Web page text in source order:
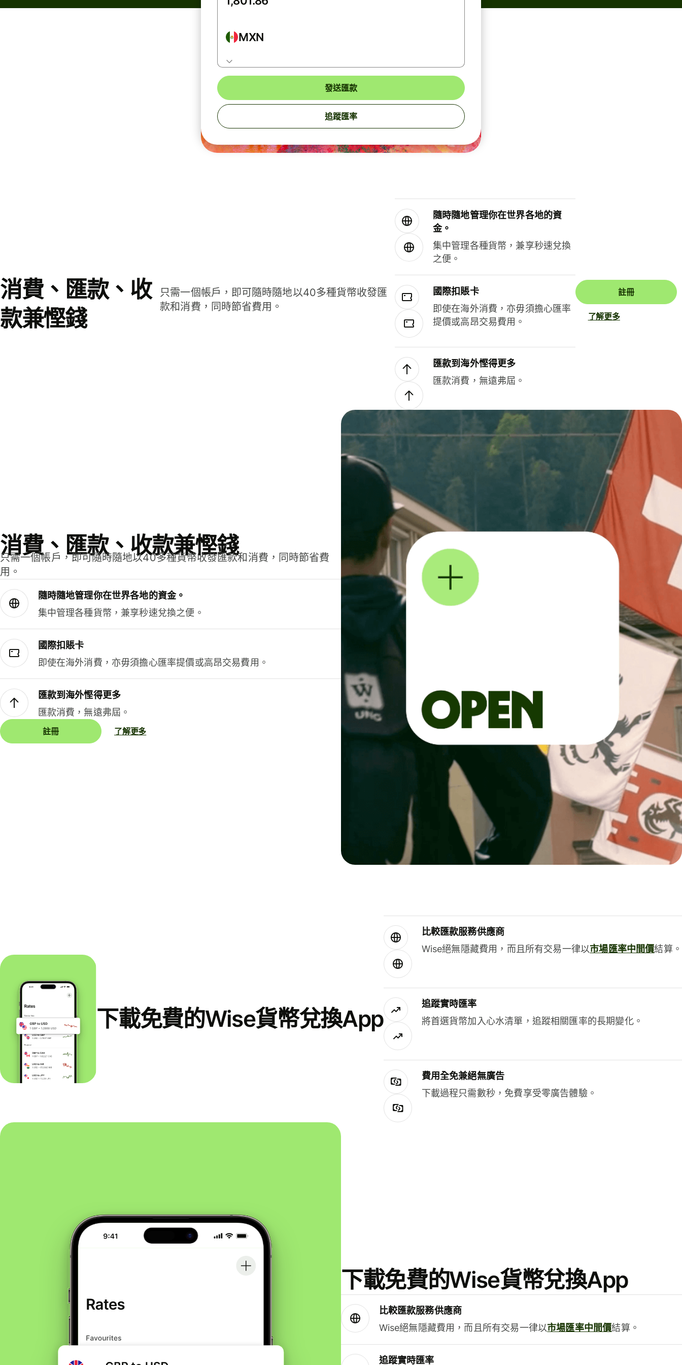
MXN
發送匯款
追蹤匯率
消費、匯款、收
款兼慳錢
只需一個帳戶，即可隨時隨地以40多種貨幣收發匯
款和消費，同時節省費用。
隨時隨地管理你在世界各地的資
金。
集中管理各種貨幣，兼享秒速兌換
之便。
國際扣賬卡
即使在海外消費，亦毋須擔心匯率
提價或高昂交易費用。
匯款到海外慳得更多
匯款消費，無遠弗屆。
註冊
了解更多
消費、匯款、收款兼慳錢
只需一個帳戶，即可隨時隨地以40多種貨幣收發匯款和消費，同時節省費
用。
隨時隨地管理你在世界各地的資金。
集中管理各種貨幣，兼享秒速兌換之便。
國際扣賬卡
即使在海外消費，亦毋須擔心匯率提價或高昂交易費用。
匯款到海外慳得更多
匯款消費，無遠弗屆。
註冊 了解更多
下載免費的Wise貨幣兌換App
比較匯款服務供應商
Wise絕無隱藏費用，而且所有交易一律以市場匯率中間價結算。
追蹤實時匯率
將首選貨幣加入心水清單，追蹤相關匯率的長期變化。
費用全免兼絕無廣告
下載過程只需數秒，免費享受零廣告體驗。
下載免費的Wise貨幣兌換App
比較匯款服務供應商
Wise絕無隱藏費用，而且所有交易一律以市場匯率中間價結算。
追蹤實時匯率